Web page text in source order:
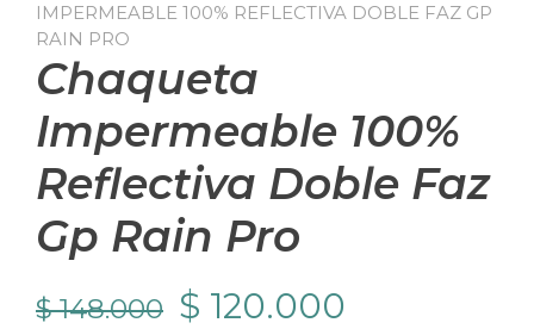
IMPERMEABLE 100% REFLECTIVA DOBLE FAZ GP
RAIN PRO
Chaqueta
Impermeable 100%
Reflectiva Doble Faz
Gp Rain Pro
$148.000 El
$ 120.000